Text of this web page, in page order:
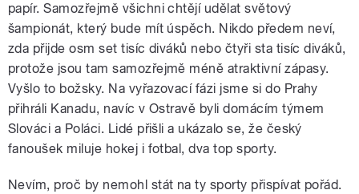
papír. Samozřejmě všichni chtějí udělat světový
šampionát, který bude mít úspěch. Nikdo předem neví,
zda přijde osm set tisíc diváků nebo čtyři sta tisíc diváků,
protože jsou tam samozřejmě méně atraktivní zápasy.
Vyšlo to božsky. Na vyřazovací fázi jsme si do Prahy
přihráli Kanadu, navíc v Ostravě byli domácím týmem
Slováci a Poláci. Lidé přišli a ukázalo se, že český
fanoušek miluje hokej i fotbal, dva top sporty.
Nevím, proč by nemohl stát na ty sporty přispívat pořád.